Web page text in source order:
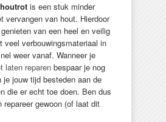
houtrot is een stuk minder
vervangen van hout. Hierdoor
van een heel en veilig
veel verbouwingsmateriaal in
weer vanaf. Wanneer je
laten reparen bespaar je nog
je jouw tijd besteden aan de
die er echt toe doen. Ben dus
gewoon (of laat dit